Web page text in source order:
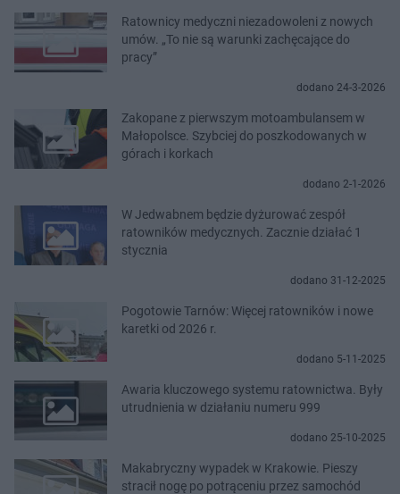
Ratownicy medyczni niezadowoleni z nowych
umów. „To nie są warunki zachęcające do
pracy”
dodano 24-3-2026
Zakopane z pierwszym motoambulansem w
Małopolsce. Szybciej do poszkodowanych w
górach i korkach
dodano 2-1-2026
W Jedwabnem będzie dyżurować zespół
ratowników medycznych. Zacznie działać 1
stycznia
dodano 31-12-2025
Pogotowie Tarnów: Więcej ratowników i nowe
karetki od 2026 r.
dodano 5-11-2025
Awaria kluczowego systemu ratownictwa. Były
utrudnienia w działaniu numeru 999
dodano 25-10-2025
Makabryczny wypadek w Krakowie. Pieszy
stracił nogę po potrąceniu przez samochód